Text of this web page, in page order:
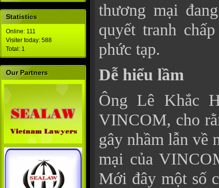
Statistics
Online: 111
Visiter today: 588
Total: 1
Our Partners
thương mại
quyết tranh
phức tạp.
Dễ hiểu lầm
Ông Lê Khắc
VINCOM, cho
gây nhầm lẫn về
mại của
Mới đây một số